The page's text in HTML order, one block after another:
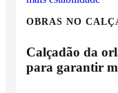
OBRAS NO
Calçadão da
para garantir